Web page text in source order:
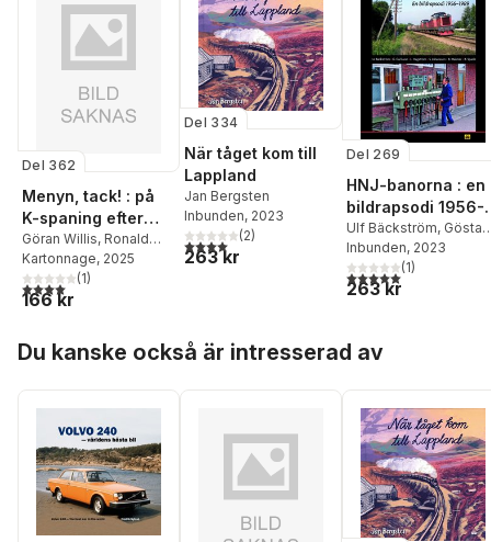
Del 362
Menyn, tack! : på
K-spaning efter
klassiska
järnvägsrestauran
ger
Göran Willis, Ronald
Åman
Kartonnage, 2025
4,0utav 5 stjärnor. Totalt antal röster:
(1)
166 kr
Del 334
När tåget kom till
Lappland
Jan Bergsten
Inbunden, 2023
4,0utav 5 stjärnor. Totalt antal röster:
(2)
263 kr
Del 269
HNJ-banorna : en
bildrapsodi 1956-
1989
Ulf Bäckström, Gösta
Carlsson
Inbunden, 2023
5,0utav 5 stjärnor.
(1)
263 kr
Du kanske också är intresserad av